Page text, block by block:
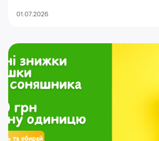
01.07.2026